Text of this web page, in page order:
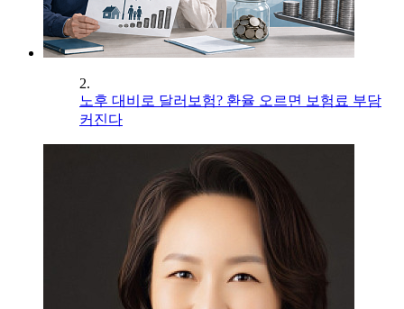
2.
노후 대비로 달러보험? 환율 오르면 보험료 부담
커진다